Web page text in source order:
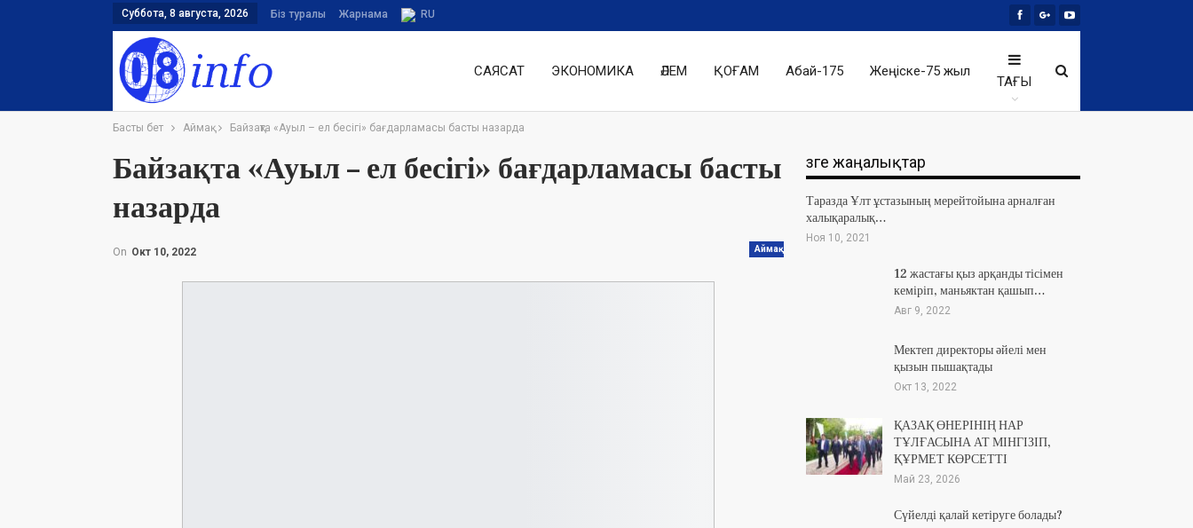
Суббота, 8 августа, 2026 Біз туралы Жарнама RU
САЯСАТ ЭКОНОМИКА ӘЛЕМ ҚОҒАМ Абай-175 Жеңіске-75 жыл
ТАҒЫ
Басты бет Аймақ Байзақта «Ауыл – ел бесігі» бағдарламасы басты назарда
Байзақта «Ауыл – ел бесігі» бағдарламасы басты
назарда
Аймақ
On Окт 10, 2022
Өзге жаңалықтар
Таразда Ұлт ұстазының мерейтойына арналған
халықаралық…
Ноя 10, 2021
12 жастағы қыз арқанды тісімен
кеміріп, маньяктан қашып…
Авг 9, 2022
Мектеп директоры әйелі мен
қызын пышақтады
Окт 13, 2022
ҚАЗАҚ ӨНЕРІНІҢ НАР
ТҰЛҒАСЫНА АТ МІНГІЗІП,
ҚҰРМЕТ КӨРСЕТТІ
Май 23, 2026
Сүйелді қалай кетіруге болады?